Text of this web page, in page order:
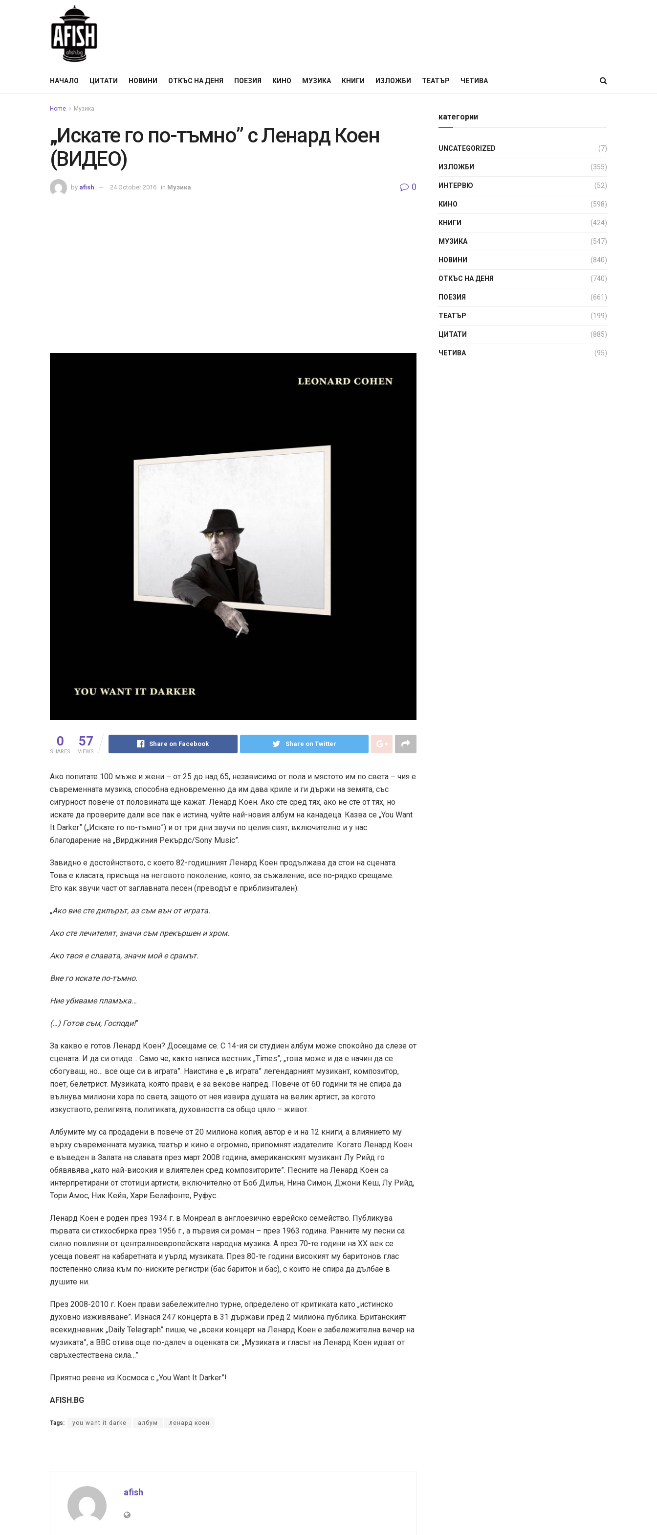
НАЧАЛО ЦИТАТИ НОВИНИ ОТКЪС НА ДЕНЯ ПОЕЗИЯ КИНО МУЗИКА КНИГИ ИЗЛОЖБИ ТЕАТЪР ЧЕТИВА
Home Музика
„Искате го по-тъмно” с Ленард Коен
(ВИДЕО)
by afish 24 October 2016 in Музика 0
0
SHARES
57
VIEWS
Share on Facebook Share on Twitter
Ако попитате 100 мъже и жени – от 25 до над 65, независимо от пола и мястото им по света – чия е
съвременната музика, способна едновременно да им дава криле и ги държи на земята, със
сигурност повече от половината ще кажат: Ленард Коен. Ако сте сред тях, ако не сте от тях, но
искате да проверите дали все пак е истина, чуйте най-новия албум на канадеца. Казва се „You Want
It Darker” („Искате го по-тъмно”) и от три дни звучи по целия свят, включително и у нас
благодарение на „Вирджиния Рекърдс/Sony Music”.
Завидно е достойнството, с което 82-годишният Ленард Коен продължава да стои на сцената.
Това е класата, присъща на неговото поколение, която, за съжаление, все по-рядко срещаме.
Ето как звучи част от заглавната песен (преводът е приблизитален):
„Ако вие сте дилърът, аз съм вън от играта.
Ако сте лечителят, значи съм прекършен и хром.
Ако твоя е славата, значи мой е срамът.
Вие го искате по-тъмно.
Ние убиваме пламъка…
(…) Готов съм, Господи!”
За какво е готов Ленард Коен? Досещаме се. С 14-ия си студиен албум може спокойно да слезе от
сцената. И да си отиде… Само че, както написа вестник „Times”, „това може и да е начин да се
сбогуваш, но… все още си в играта”. Наистина е „в играта” легендарният музикант, композитор,
поет, белетрист. Музиката, която прави, е за векове напред. Повече от 60 години тя не спира да
вълнува милиони хора по света, защото от нея извира душата на велик артист, за когото
изкуството, религията, политиката, духовността са общо цяло – живот.
Албумите му са продадени в повече от 20 милиона копия, автор е и на 12 книги, а влиянието му
върху съвременната музика, театър и кино е огромно, припомнят издателите. Когато Ленард Коен
е въведен в Залата на славата през март 2008 година, американският музикант Лу Рийд го
обявявява „като най-високия и влиятелен сред композиторите”. Песните на Ленард Коен са
интерпретирани от стотици артисти, включително от Боб Дилън, Нина Симон, Джони Кеш, Лу Рийд,
Тори Амос, Ник Кейв, Хари Белафонте, Руфус…
Ленард Коен е роден през 1934 г. в Монреал в англоезично еврейско семейство. Публикува
първата си стихосбирка през 1956 г., а първия си роман – през 1963 година. Ранните му песни са
силно повлияни от централноевропейската народна музика. А през 70-те години на ХХ век се
усеща повеят на кабаретната и уърлд музиката. През 80-те години високият му баритонов глас
постепенно слиза към по-ниските регистри (бас баритон и бас), с които не спира да дълбае в
душите ни.
През 2008-2010 г. Коен прави забележително турне, определено от критиката като „истинско
духовно изживяване”. Изнася 247 концерта в 31 държави пред 2 милиона публика. Британският
всекидневник „Daily Telegraph” пише, че „всеки концерт на Ленард Коен е забележителна вечер на
музиката”, а BBC отива още по-далеч в оценката си: „Музиката и гласът на Ленард Коен идват от
свръхестествена сила…”
Приятно реене из Космоса с „You Want It Darker”!
AFISH.BG
Tags: you want it darke албум ленард коен
afish
категории
UNCATEGORIZED (7)
ИЗЛОЖБИ (355)
ИНТЕРВЮ (52)
КИНО (598)
КНИГИ (424)
МУЗИКА (547)
НОВИНИ (840)
ОТКЪС НА ДЕНЯ (740)
ПОЕЗИЯ (661)
ТЕАТЪР (199)
ЦИТАТИ (885)
ЧЕТИВА (95)